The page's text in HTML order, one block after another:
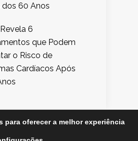
dos 60 Anos
6
que Podem
o Risco de
Cardíacos Após
para oferecer a melhor experiência